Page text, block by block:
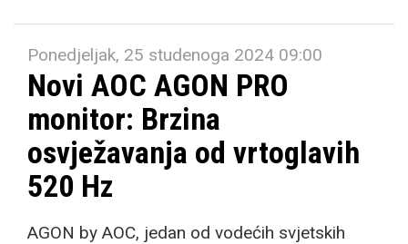
Ponedjeljak, 25 studenoga 2024 09:00
Novi AOC AGON PRO
monitor: Brzina
osvježavanja od vrtoglavih
520 Hz
AGON by AOC, jedan od vodećih svjetskih